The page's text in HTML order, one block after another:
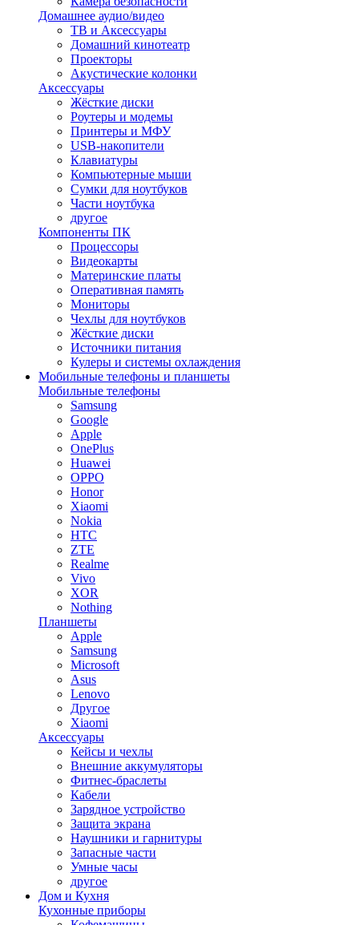
Домашнее аудио/видео
ТВ и Аксессуары
Домашний кинотеатр
Проекторы
Акустические колонки
Аксессуары
Жёсткие диски
Роутеры и модемы
Принтеры и МФУ
USB-накопители
Клавиатуры
Компьютерные мыши
Сумки для ноутбуков
Части ноутбука
другое
Компоненты ПК
Процессоры
Видеокарты
Материнские платы
Оперативная память
Мониторы
Чехлы для ноутбуков
Жёсткие диски
Источники питания
Кулеры и системы охлаждения
Мобильные телефоны и планшеты
Мобильные телефоны
Samsung
Google
Apple
OnePlus
Huawei
OPPO
Honor
Xiaomi
Nokia
HTC
ZTE
Realme
Vivo
XOR
Nothing
Планшеты
Apple
Samsung
Microsoft
Asus
Lenovo
Другое
Xiaomi
Аксессуары
Кейсы и чехлы
Внешние аккумуляторы
Фитнес-браслеты
Кабели
Зарядное устройство
Защита экрана
Наушники и гарнитуры
Запасные части
Умные часы
другое
Дом и Кухня
Кухонные приборы